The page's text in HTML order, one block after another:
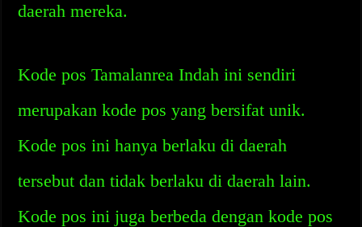
daerah mereka.
Kode pos Tamalanrea Indah ini sendiri
merupakan kode pos yang bersifat unik.
Kode pos ini hanya berlaku di daerah
tersebut dan tidak berlaku di daerah lain.
Kode pos ini juga berbeda dengan kode pos